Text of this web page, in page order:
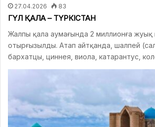
27.04.2026 83
ГҮЛ ҚАЛА – ТҮРКІСТАН
Жалпы қала аумағында 2 миллионға жуық
отырғызылды. Атап айтқанда, шалпей
бархатцы, циннея, виола, катарантус,